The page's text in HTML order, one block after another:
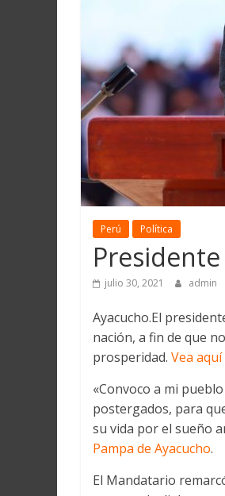
Loreto
Perú Política
julio 30, 2021 admin
Ayacucho.El
nación, a fin de que
prosperidad. Vea
«Convoco a mi
postergados, para
su vida por el sueño
Pampa de Ayacucho.
El Mandatario